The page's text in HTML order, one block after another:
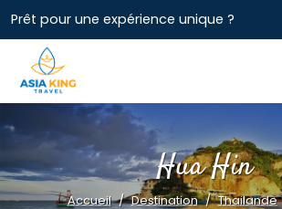
Prêt pour une expérience unique ?
Hua Hin
Accueil Destination Thailande